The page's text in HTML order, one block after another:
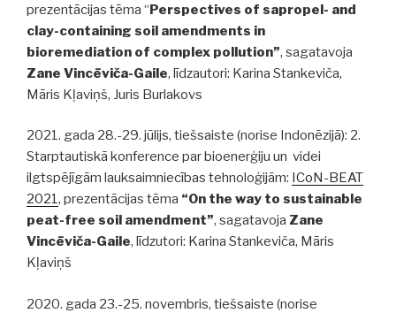
prezentācijas tēma “Perspectives of sapropel- and
clay-containing soil amendments in
bioremediation of complex pollution”, sagatavoja
Zane Vincēviča-Gaile, līdzautori: Karina Stankeviča,
Māris Kļaviņš, Juris Burlakovs
2021. gada 28.-29. jūlijs, tiešsaiste (norise Indonēzijā): 2.
Starptautiskā konference par bioenerģiju un videi
ilgtspējīgām lauksaimniecības tehnoloģijām: ICoN-BEAT
2021, prezentācijas tēma “On the way to sustainable
peat-free soil amendment”, sagatavoja Zane
Vincēviča-Gaile, līdzutori: Karina Stankeviča, Māris
Kļaviņš
2020. gada 23.-25. novembris, tiešsaiste (norise